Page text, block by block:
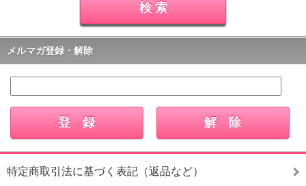
メルマガ登録・解除
特定商取引法に基づく表記（返品など）